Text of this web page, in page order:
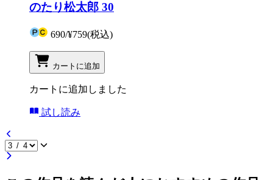
のたり松太郎 30
690/¥759(税込)
カートに追加
カートに追加しました
試し読み